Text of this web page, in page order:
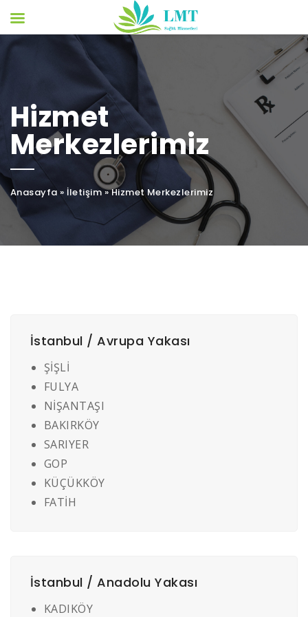
Hizmet
Merkezlerimiz
Anasayfa » İletişim»Hizmet Merkezlerimiz
İstanbul / Avrupa Yakası
ŞİŞLİ
FULYA
NİŞANTAŞI
BAKIRKÖY
SARIYER
GOP
KÜÇÜKKÖY
FATİH
İstanbul / Anadolu Yakası
KADIKÖY